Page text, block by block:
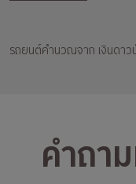
รถยนต์คำนวณจาก เงินดาว
คำถา